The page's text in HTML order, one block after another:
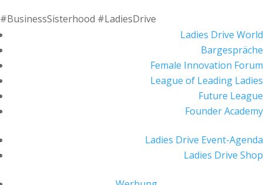
#BusinessSisterhood #LadiesDrive
Ladies Drive World
Bargespräche
Female Innovation Forum
League of Leading Ladies
Future League
Founder Academy
Ladies Drive Event-Agenda
Ladies Drive Shop